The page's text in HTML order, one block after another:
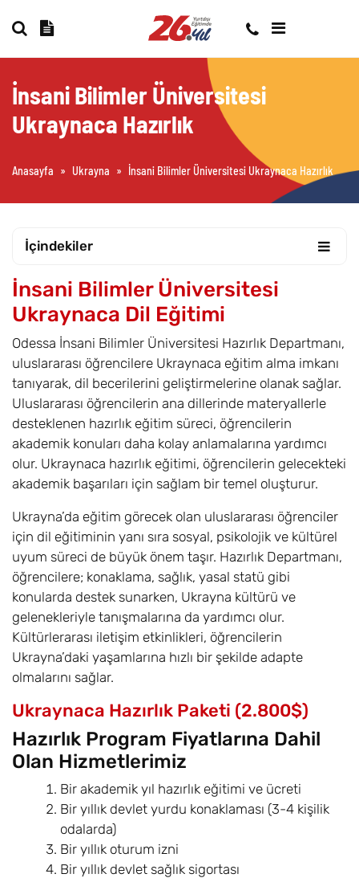
İnsani Bilimler Üniversitesi
Ukraynaca Hazırlık
Anasayfa » Ukrayna » İnsani Bilimler Üniversitesi Ukraynaca Hazırlık
İçindekiler
İnsani Bilimler Üniversitesi
Ukraynaca Dil Eğitimi
Odessa İnsani Bilimler Üniversitesi Hazırlık Departmanı,
uluslararası öğrencilere Ukraynaca eğitim alma imkanı
tanıyarak, dil becerilerini geliştirmelerine olanak sağlar.
Uluslararası öğrencilerin ana dillerinde materyallerle
desteklenen hazırlık eğitim süreci, öğrencilerin
akademik konuları daha kolay anlamalarına yardımcı
olur. Ukraynaca hazırlık eğitimi, öğrencilerin gelecekteki
akademik başarıları için sağlam bir temel oluşturur.
Ukrayna’da eğitim görecek olan uluslararası öğrenciler
için dil eğitiminin yanı sıra sosyal, psikolojik ve kültürel
uyum süreci de büyük önem taşır. Hazırlık Departmanı,
öğrencilere; konaklama, sağlık, yasal statü gibi
konularda destek sunarken, Ukrayna kültürü ve
gelenekleriyle tanışmalarına da yardımcı olur.
Kültürlerarası iletişim etkinlikleri, öğrencilerin
Ukrayna’daki yaşamlarına hızlı bir şekilde adapte
olmalarını sağlar.
Ukraynaca Hazırlık Paketi (2.800$)
Hazırlık Program Fiyatlarına Dahil
Olan Hizmetlerimiz
Bir akademik yıl hazırlık eğitimi ve ücreti
Bir yıllık devlet yurdu konaklaması (3-4 kişilik
odalarda)
Bir yıllık oturum izni
Bir yıllık devlet sağlık sigortası